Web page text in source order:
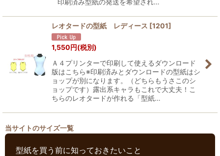
印刷済み型紙の発送を希望され…
レオタードの型紙 レディース [1201]
1,550円(税別)
Ａ４プリンターで印刷して使えるダウンロード
版はこちら※印刷済みとダウンロードの型紙はシ
ョップが別になります。（どちらもうさこのシ
ョップです）露出系キャラもこれで大丈夫！こ
ちらのレオタードが作れる「型紙…
当サイトのサイズ一覧
型紙を買う前に知っておきたいこと